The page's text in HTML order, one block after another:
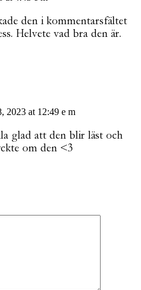
den i kommentarsfältet
Helvete vad bra den är.
2023 at 12:49 e m
glad att den blir läst och
om den <3